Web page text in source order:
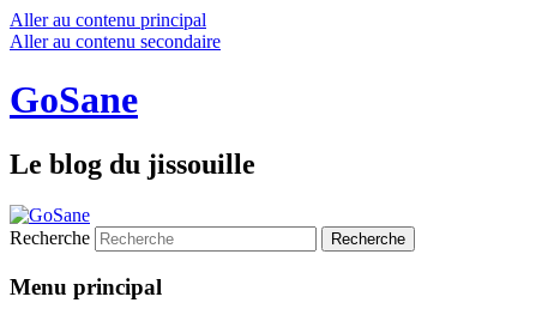
Aller au contenu principal
Aller au contenu secondaire
GoSane
Le blog du jissouille
Recherche
Menu principal